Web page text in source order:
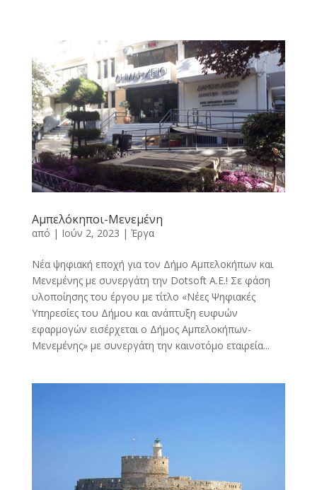
Αμπελόκηποι-Μενεμένη
από | Ιούν 2, 2023 | Έργα
Νέα ψηφιακή εποχή για τον Δήμο Αμπελοκήπων και
Μενεμένης με συνεργάτη την Dotsoft A.E.! Σε φάση
υλοποίησης του έργου με τίτλο «Νέες Ψηφιακές
Υπηρεσίες του Δήμου και ανάπτυξη ευφυών
εφαρμογών εισέρχεται ο Δήμος Αμπελοκήπων-
Μενεμένης» με συνεργάτη την καινοτόμο εταιρεία...